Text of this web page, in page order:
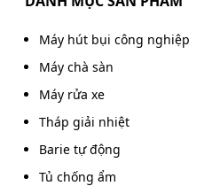
Máy hút bụi công nghiệp
Máy chà sàn
Máy rửa xe
Tháp giải nhiệt
Barie tự động
Tủ chống ẩm